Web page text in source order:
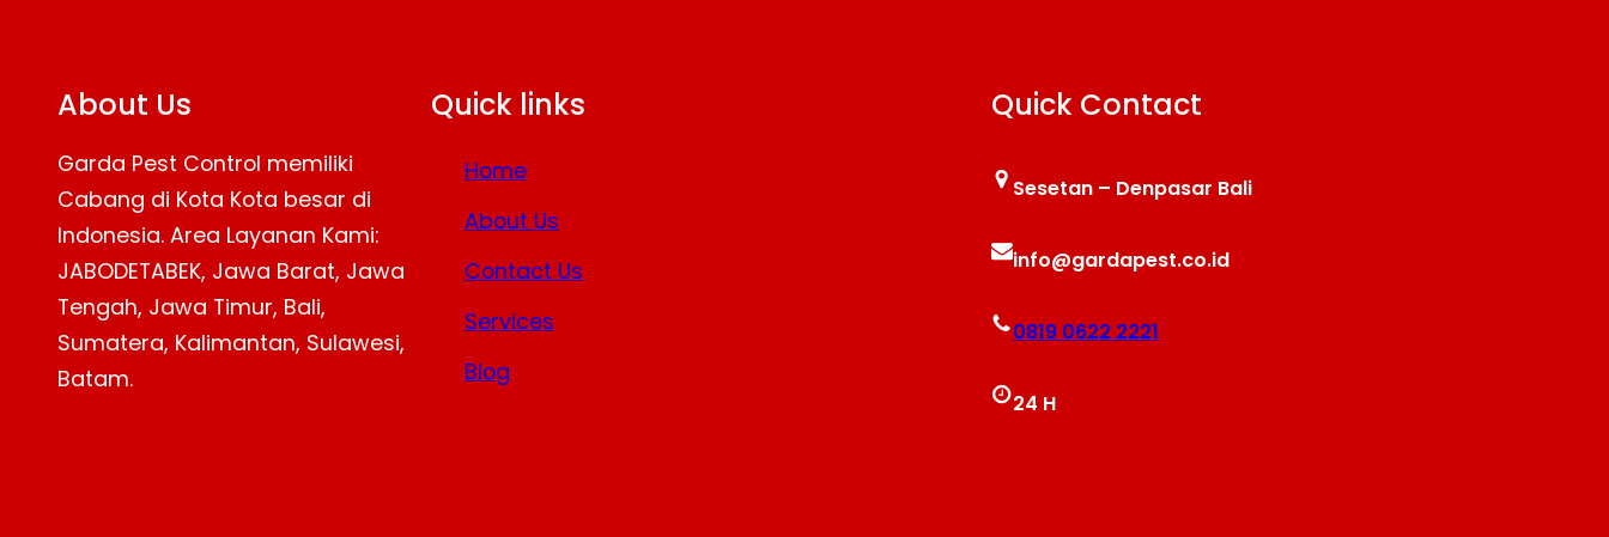
About Us
Garda Pest Control memiliki
Cabang di Kota Kota besar di
Indonesia. Area Layanan Kami:
JABODETABEK, Jawa Barat, Jawa
Tengah, Jawa Timur, Bali,
Sumatera, Kalimantan, Sulawesi,
Batam.
Quick links
Home
About Us
Contact Us
Services
Blog
Quick Contact
Sesetan – Denpasar Bali
info@gardapest.co.id
0819 0622 2221
24 H